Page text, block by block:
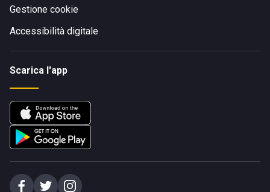
Gestione cookie
Accessibilità digitale
Scarica l'app